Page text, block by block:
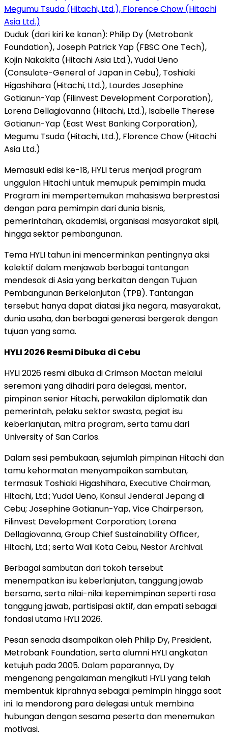
Duduk (dari kiri ke kanan): Philip Dy (Metrobank
Foundation), Joseph Patrick Yap (FBSC One Tech),
Kojin Nakakita (Hitachi Asia Ltd.), Yudai Ueno
(Consulate-General of Japan in Cebu), Toshiaki
Higashihara (Hitachi, Ltd.), Lourdes Josephine
Gotianun-Yap (Filinvest Development Corporation),
Lorena Dellagiovanna (Hitachi, Ltd.), Isabelle Therese
Gotianun-Yap (East West Banking Corporation),
Megumu Tsuda (Hitachi, Ltd.), Florence Chow (Hitachi
Asia Ltd.)
Memasuki edisi ke-18, HYLI terus menjadi program
unggulan Hitachi untuk memupuk pemimpin muda.
Program ini mempertemukan mahasiswa berprestasi
dengan para pemimpin dari dunia bisnis,
pemerintahan, akademisi, organisasi masyarakat sipil,
hingga sektor pembangunan.
Tema HYLI tahun ini mencerminkan pentingnya aksi
kolektif dalam menjawab berbagai tantangan
mendesak di Asia yang berkaitan dengan Tujuan
Pembangunan Berkelanjutan (TPB). Tantangan
tersebut hanya dapat diatasi jika negara, masyarakat,
dunia usaha, dan berbagai generasi bergerak dengan
tujuan yang sama.
HYLI 2026 Resmi Dibuka di Cebu
HYLI 2026 resmi dibuka di Crimson Mactan melalui
seremoni yang dihadiri para delegasi, mentor,
pimpinan senior Hitachi, perwakilan diplomatik dan
pemerintah, pelaku sektor swasta, pegiat isu
keberlanjutan, mitra program, serta tamu dari
University of San Carlos.
Dalam sesi pembukaan, sejumlah pimpinan Hitachi dan
tamu kehormatan menyampaikan sambutan,
termasuk Toshiaki Higashihara, Executive Chairman,
Hitachi, Ltd.; Yudai Ueno, Konsul Jenderal Jepang di
Cebu; Josephine Gotianun-Yap, Vice Chairperson,
Filinvest Development Corporation; Lorena
Dellagiovanna, Group Chief Sustainability Officer,
Hitachi, Ltd.; serta Wali Kota Cebu, Nestor Archival.
Berbagai sambutan dari tokoh tersebut
menempatkan isu keberlanjutan, tanggung jawab
bersama, serta nilai-nilai kepemimpinan seperti rasa
tanggung jawab, partisipasi aktif, dan empati sebagai
fondasi utama HYLI 2026.
Pesan senada disampaikan oleh Philip Dy, President,
Metrobank Foundation, serta alumni HYLI angkatan
ketujuh pada 2005. Dalam paparannya, Dy
mengenang pengalaman mengikuti HYLI yang telah
membentuk kiprahnya sebagai pemimpin hingga saat
ini. Ia mendorong para delegasi untuk membina
hubungan dengan sesama peserta dan menemukan
motivasi.